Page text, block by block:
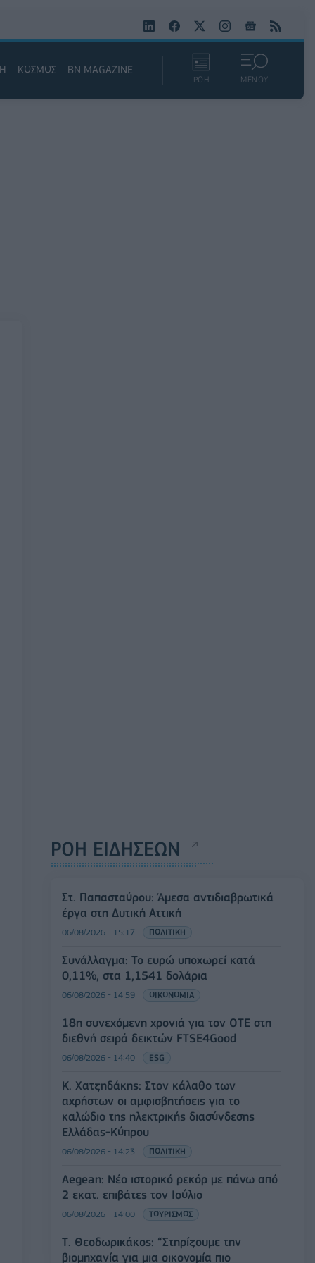
ΚΟΣΜΟΣ BN MAGAZINE
ΡΟΗ ΜΕΝΟΥ
ΡΟΗ ΕΙΔΗΣΕΩΝ
Στ. Παπασταύρου: Άμεσα αντιδιαβρωτικά
έργα στη Δυτική Αττική
06/08/2026 - 15:17 ΠΟΛΙΤΙΚΗ
Συνάλλαγμα: Το ευρώ υποχωρεί κατά
0,11%, στα 1,1541 δολάρια
06/08/2026 - 14:59 ΟΙΚΟΝΟΜΙΑ
18η συνεχόμενη χρονιά για τον ΟΤΕ στη
διεθνή σειρά δεικτών FTSE4Good
06/08/2026 - 14:40 ESG
Κ. Χατζηδάκης: Στον κάλαθο των
αχρήστων οι αμφισβητήσεις για το
καλώδιο της ηλεκτρικής διασύνδεσης
Ελλάδας-Κύπρου
06/08/2026 - 14:23 ΠΟΛΙΤΙΚΗ
Aegean: Νέο ιστορικό ρεκόρ με πάνω από
2 εκατ. επιβάτες τον Ιούλιο
06/08/2026 - 14:00 ΤΟΥΡΙΣΜΟΣ
Τ. Θεοδωρικάκος: “Στηρίζουμε την
βιομηχανία για μια οικονομία πιο